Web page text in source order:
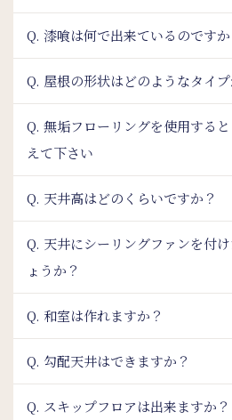
Q. 漆喰は何で出来ているのですか
Q. 屋根の形状はどのようなタイ
Q. 無垢フローリングを使用する
えて下さい
Q. 天井高はどのくらいですか？
Q. 天井にシーリングファンを付
ょうか？
Q. 和室は作れますか？
Q. 勾配天井はできますか？
Q. スキップフロアは出来ますか？